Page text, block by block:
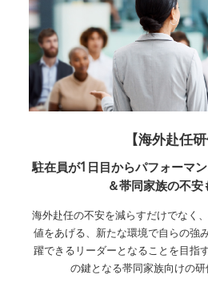
【海外赴任研
駐在員が1日目からパフォーマ
＆帯同家族の不安
海外赴任の不安を減らすだけでなく
値をあげる、新たな環境で自らの強
躍できるリーダーとなることを目指
の鍵となる帯同家族向けの研